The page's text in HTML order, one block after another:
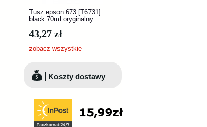
Tusz epson 673 [T6731]
black 70ml oryginalny
43,27 zł
zobacz wszystkie
Koszty dostawy